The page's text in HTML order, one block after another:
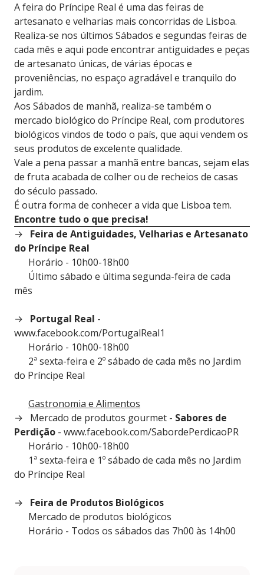
A feira do Príncipe Real é uma das feiras de
artesanato e velharias mais concorridas de Lisboa.
Realiza-se nos últimos Sábados e segundas feiras de
cada mês e aqui pode encontrar antiguidades e peças
de artesanato únicas, de várias épocas e
proveniências, no espaço agradável e tranquilo do
jardim.
Aos Sábados de manhã, realiza-se também o
mercado biológico do Príncipe Real, com produtores
biológicos vindos de todo o país, que aqui vendem os
seus produtos de excelente qualidade.
Vale a pena passar a manhã entre bancas, sejam elas
de fruta acabada de colher ou de recheios de casas
do século passado.
É outra forma de conhecer a vida que Lisboa tem.
Encontre tudo o que precisa!
Feira de Antiguidades, Velharias e Artesanato
do Príncipe Real
Horário - 10h00-18h00
Último sábado e última segunda-feira de cada
mês
​Portugal Real -
www.facebook.com/PortugalReal1
​Horário - 10h00-18h00
2ª sexta-feira e 2º sábado de cada mês no Jardim
do Príncipe Real
Gastronomia e Alimentos
Mercado de produtos gourmet - Sabores de
Perdição - www.facebook.com/SabordePerdicaoPR
Horário - 10h00-18h00
1ª sexta-feira e 1º sábado de cada mês no Jardim
do Príncipe Real
Feira de Produtos Biológicos
Mercado de produtos biológicos
Horário - Todos os sábados das 7h00 às 14h00